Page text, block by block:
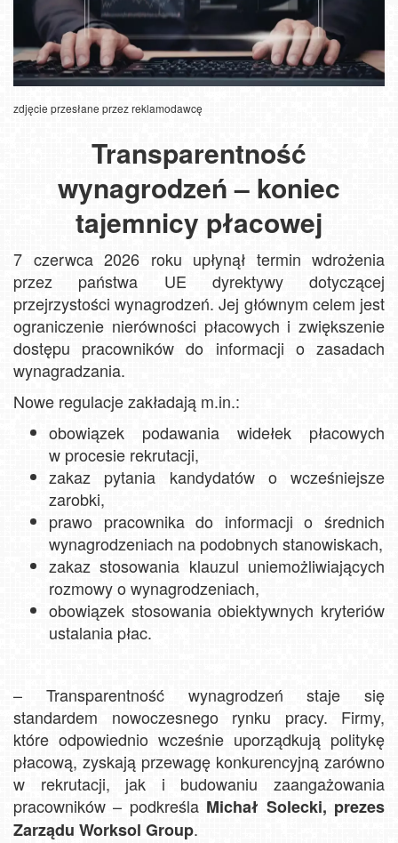
zdjęcie przesłane przez reklamodawcę
Transparentność
wynagrodzeń – koniec
tajemnicy płacowej
7 czerwca 2026 roku upłynął termin wdrożenia
przez państwa UE dyrektywy dotyczącej
przejrzystości wynagrodzeń. Jej głównym celem jest
ograniczenie nierówności płacowych i zwiększenie
dostępu pracowników do informacji o zasadach
wynagradzania.
Nowe regulacje zakładają m.in.:
obowiązek podawania widełek płacowych
w procesie rekrutacji,
zakaz pytania kandydatów o wcześniejsze
zarobki,
prawo pracownika do informacji o średnich
wynagrodzeniach na podobnych stanowiskach,
zakaz stosowania klauzul uniemożliwiających
rozmowy o wynagrodzeniach,
obowiązek stosowania obiektywnych kryteriów
ustalania płac.
– Transparentność wynagrodzeń staje się
standardem nowoczesnego rynku pracy. Firmy,
które odpowiednio wcześnie uporządkują politykę
płacową, zyskają przewagę konkurencyjną zarówno
w rekrutacji, jak i budowaniu zaangażowania
pracowników – podkreśla Michał Solecki, prezes
Zarządu Worksol Group.